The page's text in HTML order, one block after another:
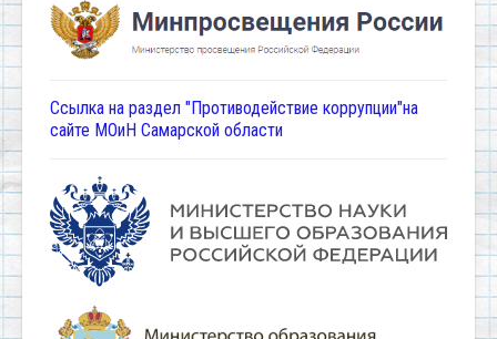
Ссылка на раздел "Противодействие коррупции"на
сайте МОиН Самарской области